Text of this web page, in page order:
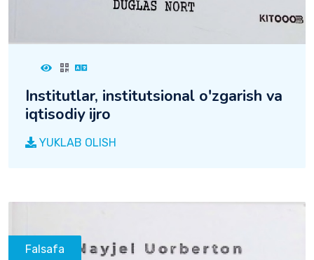
Institutlar, institutsional o'zgarish va
iqtisodiy ijro
YUKLAB OLISH
Falsafa